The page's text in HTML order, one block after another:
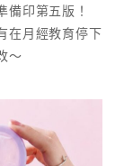
印第五版！
在月經教育停下
～